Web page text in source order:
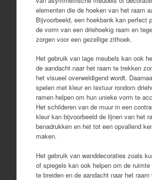
elementen die de hoeken van het raam
Bijvoorbeeld, een hoekbank kan perfect
de vorm van een driehoekig raam en
zorgen voor een gezellige zithoek.
Het gebruik van lage meubels kan ook
de aandacht naar het raam te trekken
het visueel overweldigend wordt.
spelen met kleur en textuur rondom
ramen helpen om hun unieke vorm te
Het schilderen van de muur in een
kleur kan bijvoorbeeld de lijnen van het
benadrukken en het tot een opvallend
maken.
Het gebruik van wanddecoraties zoals
of spiegels kan ook helpen om de
te breiden en de aandacht naar het raam